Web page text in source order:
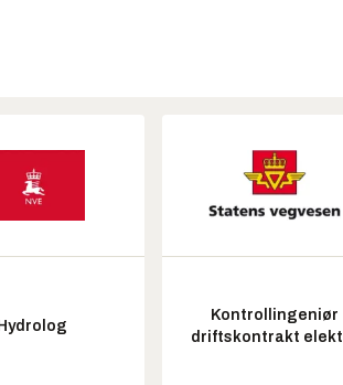
Hydrolog
Kontrollingeniør
driftskontrakt